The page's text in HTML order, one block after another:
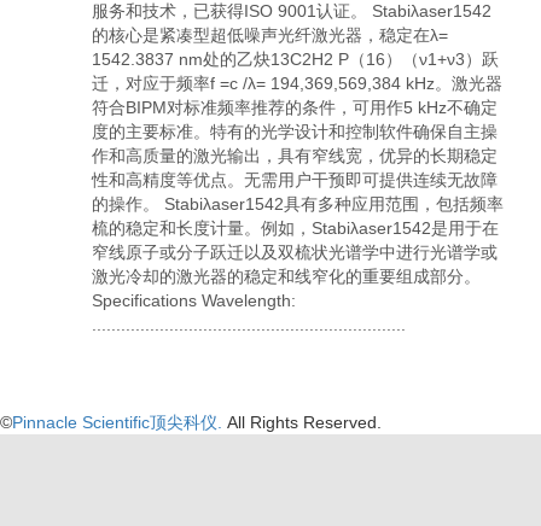
服务和技术，已获得ISO 9001认证。 Stabiλaser1542
的核心是紧凑型超低噪声光纤激光器，稳定在λ=
1542.3837 nm处的乙炔13C2H2 P（16）（ν1+ν3）跃
迁，对应于频率f =c /λ= 194,369,569,384 kHz。激光器
符合BIPM对标准频率推荐的条件，可用作5 kHz不确定
度的主要标准。特有的光学设计和控制软件确保自主操
作和高质量的激光输出，具有窄线宽，优异的长期稳定
性和高精度等优点。无需用户干预即可提供连续无故障
的操作。 Stabiλaser1542具有多种应用范围，包括频率
梳的稳定和长度计量。例如，Stabiλaser1542是用于在
窄线原子或分子跃迁以及双梳状光谱学中进行光谱学或
激光冷却的激光器的稳定和线窄化的重要组成部分。
Specifications Wavelength:
©Pinnacle Scientific顶尖科仪. All Rights Reserved.